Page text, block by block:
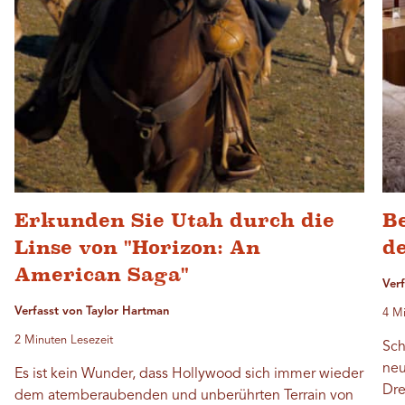
Erkunden Sie Utah durch die
Linse von "Horizon: An
American Saga"
Verfasst von Taylor Hartman
2 Minuten Lesezeit
Es ist kein Wunder, dass Hollywood sich immer wieder
dem atemberaubenden und unberührten Terrain von
4